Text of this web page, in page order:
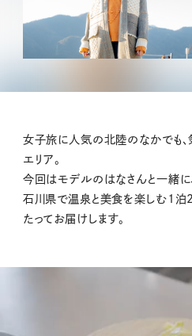
女子旅に人気の北陸のなかでも
エリア。
今回はモデルのはなさんと一緒に
石川県で温泉と美食を楽しむ1泊
たってお届けします。